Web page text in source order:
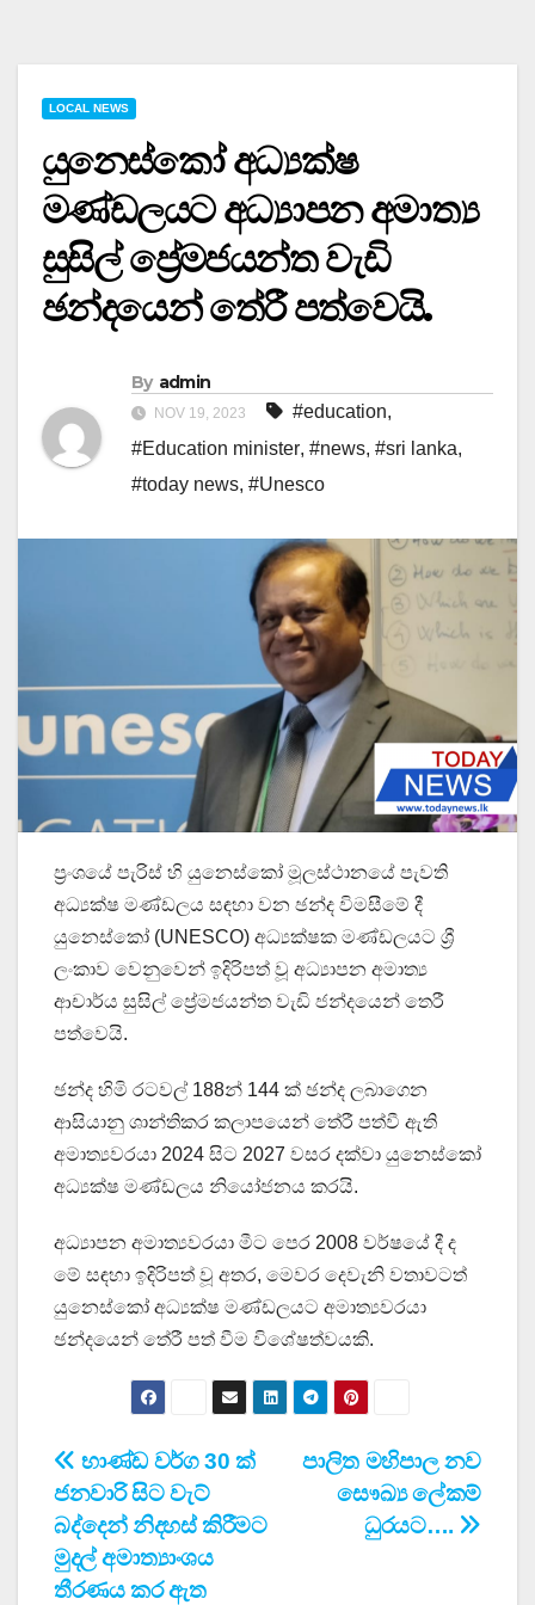
LOCAL NEWS
යුනෙස්කෝ අධ්‍යක්ෂ
මණ්ඩලයට අධ්‍යාපන අමාත්‍ය
සුසිල් ප්‍රේමජයන්ත වැඩි
ඡන්දයෙන් තේරී පත්වෙයි.
By admin
NOV 19, 2023 #education,
#Education minister, #news, #sri lanka,
#today news, #Unesco
ප්‍රංශයේ පැරිස් හි යුනෙස්කෝ මූලස්ථානයේ පැවති
අධ්‍යක්ෂ මණ්ඩලය සඳහා වන ඡන්ද විමසීමේ දී
යුනෙස්කෝ (UNESCO) අධ්‍යක්ෂක මණ්ඩලයට ශ්‍රී
ලංකාව වෙනුවෙන් ඉදිරිපත් වූ අධ්‍යාපන අමාත්‍ය
ආචාර්ය සුසිල් ප්‍රේමජයන්ත වැඩි ජන්දයෙන් තෙරී
පත්වෙයි.
ඡන්ද හිමි රටවල් 188න් 144 ක් ඡන්ද ලබාගෙන
ආසියානු ශාන්තිකර කලාපයෙන් තේරී පත්වී ඇති
අමාත්‍යවරයා 2024 සිට 2027 වසර දක්වා යුනෙස්කෝ
අධ්‍යක්ෂ මණ්ඩලය නියෝජනය කරයි.
අධ්‍යාපන අමාත්‍යවරයා මීට පෙර 2008 වර්ෂයේ දී ද
මේ සඳහා ඉදිරිපත් වූ අතර, මෙවර දෙවැනි වතාවටත්
යුනෙස්කෝ අධ්‍යක්ෂ මණ්ඩලයට අමාත්‍යවරයා
ඡන්දයෙන් තේරී පත් වීම විශේෂත්වයකි.
Post
navigation
පාලිත මහිපාල නව
සෞඛ්‍ය ලේකම්
ධුරයට….
භාණ්ඩ වර්ග 30 ක්
ජනවාරි සිට වැට්
බද්දෙන් නිදහස් කිරීමට
මුදල් අමාත්‍යාංශය
තීරණය කර ඇත